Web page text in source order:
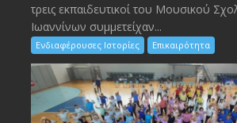
τρεις εκπαιδευτικοί του Μουσικού
Ιωαννίνων συμμετείχαν...
Ενδιαφέρουσες Ιστορίες Επικαιρότητα